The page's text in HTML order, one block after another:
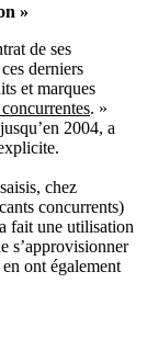
»
de ses
derniers
et marques
. »
2004, a
chez
concurrents)
fait une utilisation
s’approvisionner
ont également